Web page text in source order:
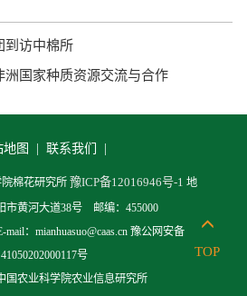
到访中棉所
洲国家种质资源交流与合作
地图 | 联系我们 |
院棉花研究所豫ICP备12016946号-1 地
市黄河大道38号 邮编：455000
mail：mianhuasuo@caas.cn 豫公网安备
41050202000117号
国农业科学院农业信息研究所
TOP